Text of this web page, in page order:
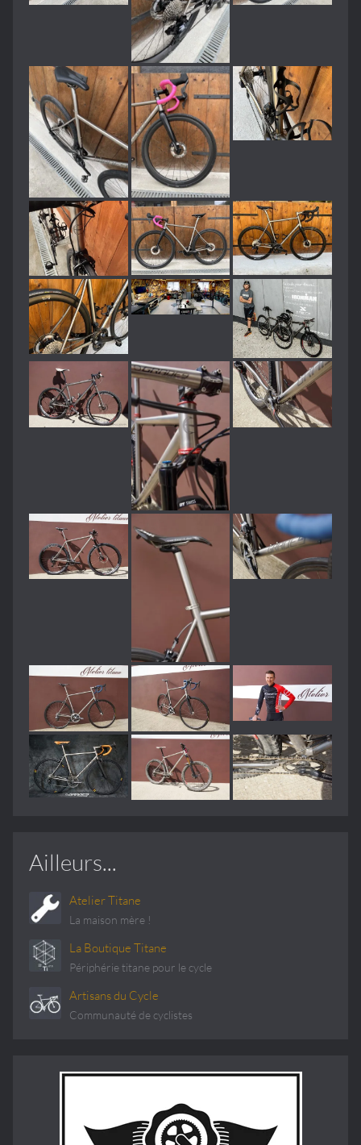
Ailleurs...
Atelier Titane
La maison mère !
La Boutique Titane
Périphérie titane pour le cycle
Artisans du Cycle
Communauté de cyclistes